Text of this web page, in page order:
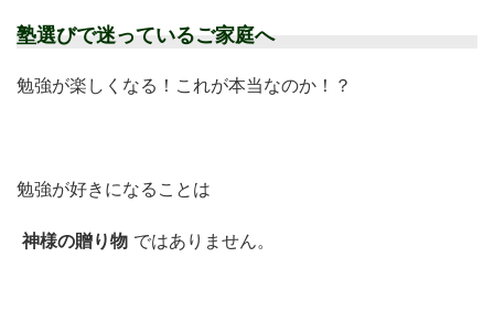
塾選びで迷っているご家庭へ
勉強が楽しくなる！これが本当なのか！？
勉強が好きになることは
神様の贈り物 ではありません。